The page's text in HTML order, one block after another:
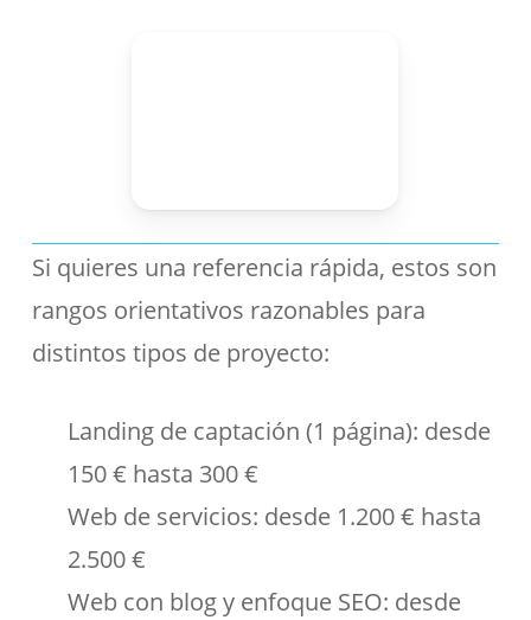
Si quieres una referencia rápida, estos son
rangos orientativos razonables para
distintos tipos de proyecto:
Landing de captación (1 página): desde
150 € hasta 300 €
Web de servicios: desde 1.200 € hasta
2.500 €
Web con blog y enfoque SEO: desde